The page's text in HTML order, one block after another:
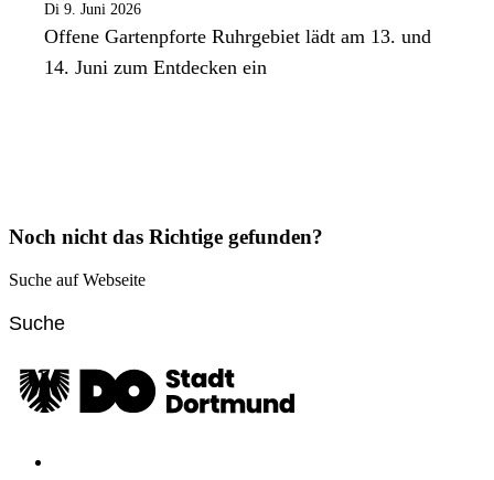
Di 9. Juni 2026
Offene Gartenpforte Ruhrgebiet lädt am 13. und
14. Juni zum Entdecken ein
Noch nicht das Richtige gefunden?
Suche auf Webseite